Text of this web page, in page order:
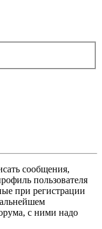
сообщения,
пользователя
при регистрации
с ними надо